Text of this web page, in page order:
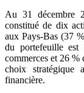
Au 31 décembre
constitué de dix
aux Pays-Bas (37
du portefeuille
commerces et 26
choix stratégique
financière.